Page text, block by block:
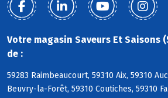
Votre magasin Saveurs Et Saisons
de :
59283 Raimbeaucourt, 59310 Aix, 59310
Beuvry-la-Forêt, 59310 Coutiches, 59310